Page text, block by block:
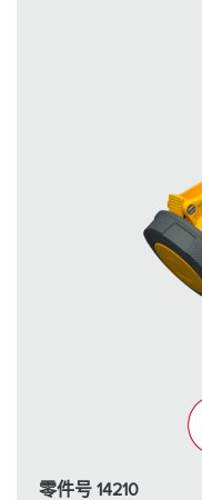
零件号 14210